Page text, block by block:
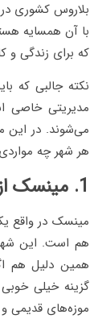
بلاروس کشوری در
با آن همسایه
که برای زندگی و
نکته جالبی که
مدیریتی خاصی
می‌شوند. در این
هر شهر چه
1. مینسک از شهرهای بزرگ بلاروس
مینسک در واقع
هم است. این شهر
همین دلیل هم
گزینه خیلی
موزه‌های قدیمی